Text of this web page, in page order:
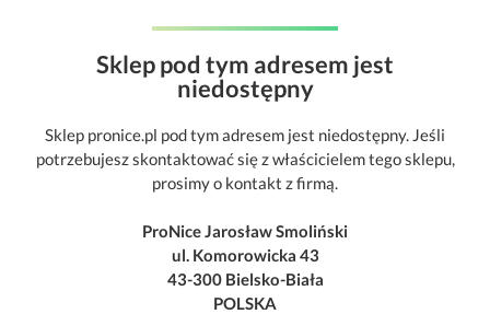
Sklep pod tym adresem jest
niedostępny
Sklep pronice.pl pod tym adresem jest niedostępny. Jeśli
potrzebujesz skontaktować się z właścicielem tego sklepu,
prosimy o kontakt z firmą.
ProNice Jarosław Smoliński
ul. Komorowicka 43
43-300 Bielsko-Biała
POLSKA